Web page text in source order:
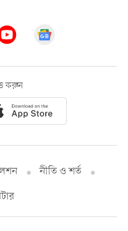
করুন
নীতি ও শর্ত